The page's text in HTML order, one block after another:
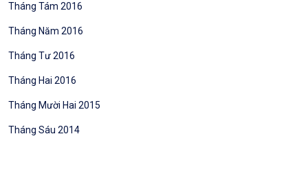
Tháng Tám 2016
Tháng Năm 2016
Tháng Tư 2016
Tháng Hai 2016
Tháng Mười Hai 2015
Tháng Sáu 2014